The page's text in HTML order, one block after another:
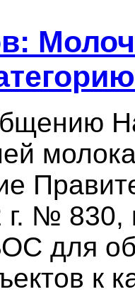
№ 830,
для
к